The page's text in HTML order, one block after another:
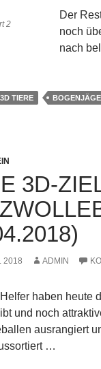
2
Der
noch
nach
3D TIERE
3D-
2018 ADMIN
haben heute
und noch
ausrangiert
…